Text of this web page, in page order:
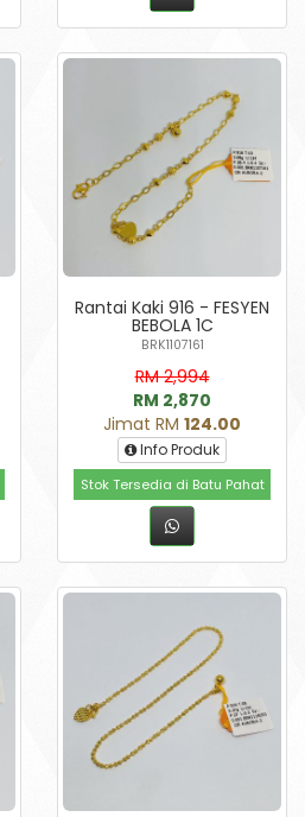
Rantai Kaki 916 - FESYEN
BEBOLA 1C
BRK1107161
RM 2,994
RM 2,870
Jimat RM 124.00
Info Produk
Stok Tersedia di Batu Pahat